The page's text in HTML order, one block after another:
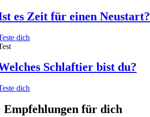
es Zeit für einen Neustart?
dich
Schlaftier bist du?
dich
Empfehlungen für dich